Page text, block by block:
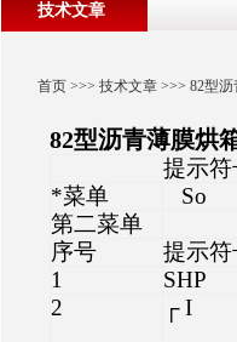
技术文章
首页>>> 技术文章>>> 82型沥
82型沥青薄膜烘
提示符
*菜单
So
第二菜单
序号
提示符
1
SHP
2
┌ I